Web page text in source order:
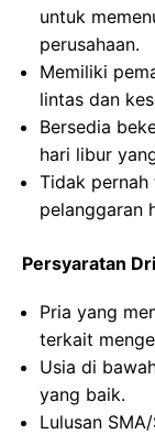
untuk
perusahaan.
Memiliki
lintas dan
Bersedia
hari libur
Tidak
pelanggaran
Persyaratan
Pria yang
terkait
Usia di
yang baik.
Lulusan